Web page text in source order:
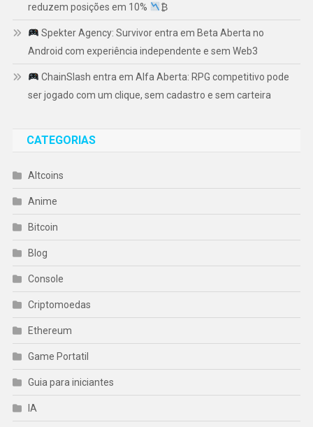
reduzem posições em 10%
₿
Spekter Agency: Survivor entra em Beta Aberta no
Android com experiência independente e sem Web3
ChainSlash entra em Alfa Aberta: RPG competitivo pode
ser jogado com um clique, sem cadastro e sem carteira
CATEGORIAS
Altcoins
Anime
Bitcoin
Blog
Console
Criptomoedas
Ethereum
Game Portatil
Guia para iniciantes
IA